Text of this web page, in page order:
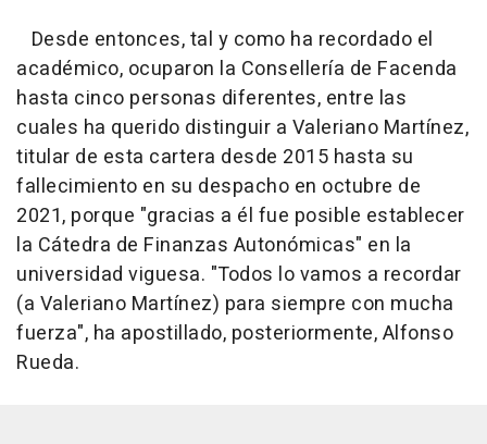
Desde entonces, tal y como ha recordado el
académico, ocuparon la Consellería de Facenda
hasta cinco personas diferentes, entre las
cuales ha querido distinguir a Valeriano Martínez,
titular de esta cartera desde 2015 hasta su
fallecimiento en su despacho en octubre de
2021, porque "gracias a él fue posible establecer
la Cátedra de Finanzas Autonómicas" en la
universidad viguesa. "Todos lo vamos a recordar
(a Valeriano Martínez) para siempre con mucha
fuerza", ha apostillado, posteriormente, Alfonso
Rueda.